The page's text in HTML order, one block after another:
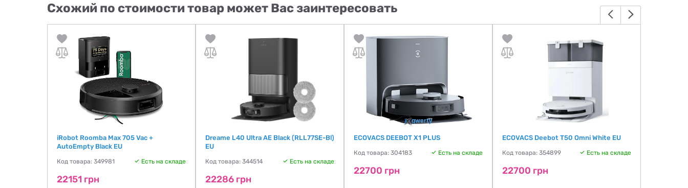
Схожий по стоимости товар может Вас заинтересовать
iRobot Roomba Max 705 Vac +
AutoEmpty Black EU
Код товара: 349981 Есть на складе
22151 грн
Dreame L40 Ultra AE Black (RLL77SE-Bl)
EU
Код товара: 344514 Есть на складе
22286 грн
ECOVACS DEEBOT X1 PLUS
Код товара: 304183 Есть на складе
22700 грн
ECOVACS Deebot T50 Omni White EU
Код товара: 354899 Есть на складе
22700 грн